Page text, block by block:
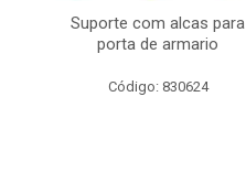
Suporte com alcas para
porta de armario
Código: 830624